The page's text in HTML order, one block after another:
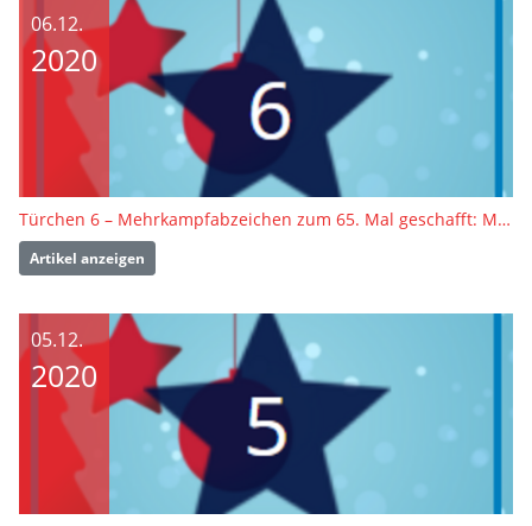
06.12.
2020
Türchen 6 – Mehrkampfabzeichen zum 65. Mal geschafft: Manfred Erdmann
Artikel anzeigen
05.12.
2020